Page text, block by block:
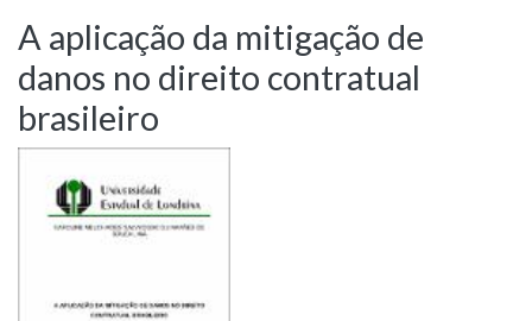
Estatísticas
A aplicação da mitigação de
danos no direito contratual
brasileiro